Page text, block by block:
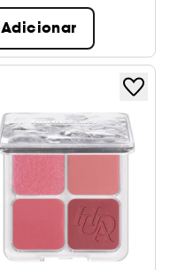
Adicionar